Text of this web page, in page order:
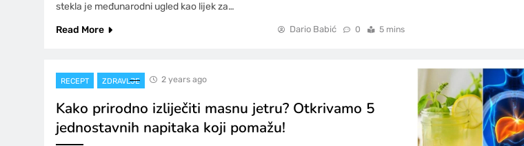
stekla je međunarodni ugled kao lijek za…
Read More
Dario Babić 0 5 mins
RECEPT ZDRAVLJE 2 years ago
Kako prirodno izliječiti masnu jetru? Otkrivamo 5
jednostavnih napitaka koji pomažu!